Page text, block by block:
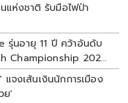
แห่งชาติ รับมือไฟป่า
รุ่นอายุ 11 ปี คว้าอันดับ
Championship 2026
จงเส้นเงินนักการเมือง
ย'